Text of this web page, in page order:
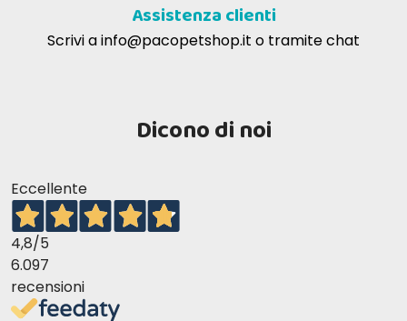
Assistenza clienti
Scrivi ainfo@pacopetshop.it o tramite chat
Dicono di noi
Eccellente
4,8/5
6.097
recensioni